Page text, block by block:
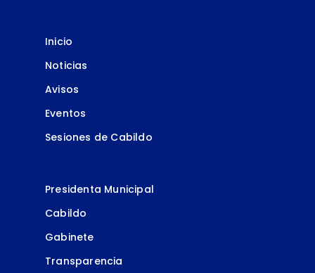
Inicio
Noticias
Avisos
Eventos
Sesiones de Cabildo
Presidenta Municipal
Cabildo
Gabinete
Transparencia